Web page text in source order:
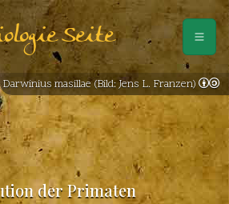
Seite
der Primaten
Darwinius masillae (Bild: Jens L. Franzen)